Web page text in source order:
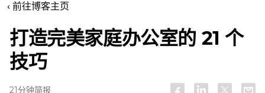
‹ 前往博客主页
打造完美家庭办公室的 21 个
技巧
21分钟简报